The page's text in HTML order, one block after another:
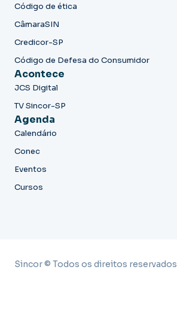
Código de ética
CâmaraSIN
Credicor-SP
Código de Defesa do Consumidor
Acontece
JCS Digital
TV Sincor-SP
Agenda
Calendário
Conec
Eventos
Cursos
Sincor © Todos os direitos reservados